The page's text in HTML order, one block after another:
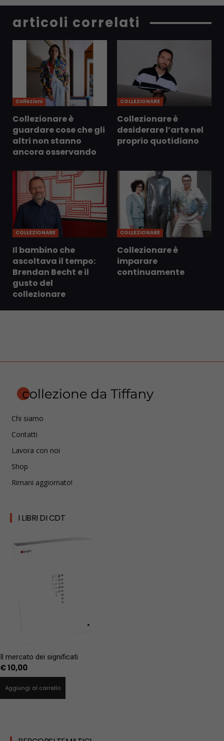
articoli correlati
Collezioni
Collezionare è
guardare cose che gli
altri non stanno
ancora osservando
COLLEZIONARE
Collezionare è
desiderare l’arte nel
proprio quotidiano
COLLEZIONARE
Il bambino che
ascoltava il tempo:
Brendan Becht e il
gusto del
collezionare
COLLEZIONARE
Collezionare è
imparare
continuamente
Chi siamo
Contatti
Lavora con noi
Shop
Rimani aggiornato!
I LIBRI DI CDT
Il mercato dei significati
€10,00
Aggiungi al carrello